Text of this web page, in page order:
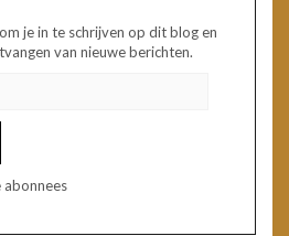
je in te schrijven op dit blog en
van nieuwe berichten.
abonnees